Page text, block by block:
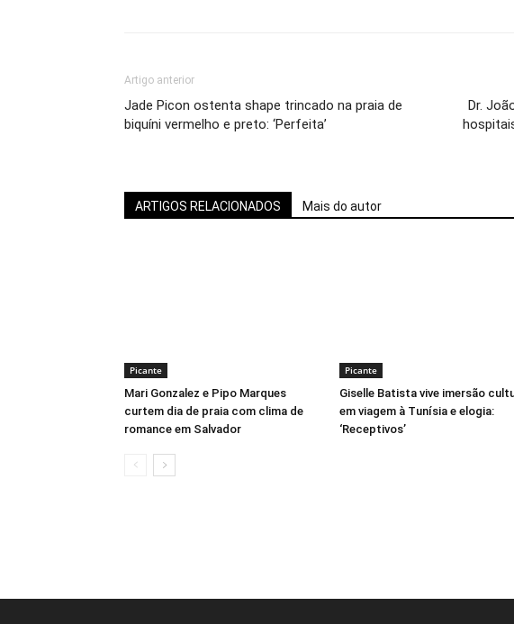
Artigo anterior
Jade Picon ostenta shape trincado na praia de
biquíni vermelho e preto: ‘Perfeita’
Dr.
ARTIGOS RELACIONADOS Mais do autor
Picante
Mari Gonzalez e Pipo Marques
curtem dia de praia com clima de
romance em Salvador
Picante
Giselle Batista vive imersão
em viagem à Tunísia e elogia:
‘Receptivos’